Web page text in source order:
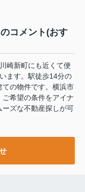
コメント(おす
崎新町にも近くて便
ます。駅徒歩14分の
の物件です。横浜市
希望の条件をアイナ
ズな不動産探しが可